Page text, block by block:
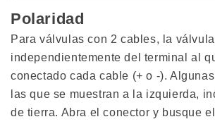
Polaridad
Para válvulas con 2 cables, la
independientemente del terminal al
conectado cada cable (+ o -).
las que se muestran a la izquierda,
de tierra. Abra el conector y busque